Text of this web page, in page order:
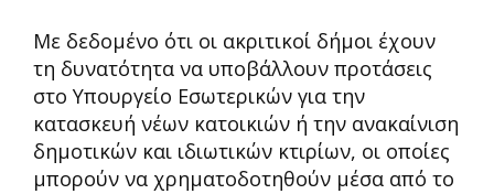
Με δεδομένο ότι οι ακριτικοί δήμοι έχουν
τη δυνατότητα να υποβάλλουν προτάσεις
στο Υπουργείο Εσωτερικών για την
κατασκευή νέων κατοικιών ή την ανακαίνιση
δημοτικών και ιδιωτικών κτιρίων, οι οποίες
μπορούν να χρηματοδοτηθούν μέσα από το